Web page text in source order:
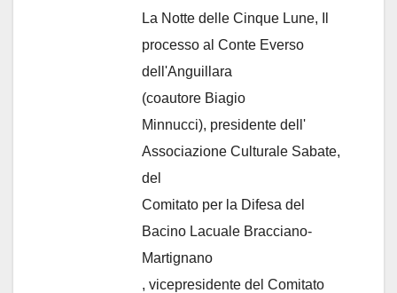
La Notte delle Cinque Lune, Il
processo al Conte Everso
dell'Anguillara
(coautore Biagio
Minnucci), presidente dell'
Associazione Culturale Sabate,
del
Comitato per la Difesa del
Bacino Lacuale Bracciano-
Martignano
, vicepresidente del Comitato